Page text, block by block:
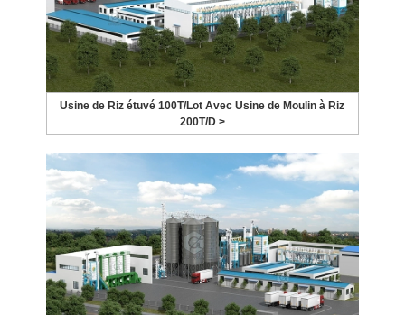
Usine de Riz étuvé 100T/Lot Avec Usine de Moulin à Riz
200T/D >